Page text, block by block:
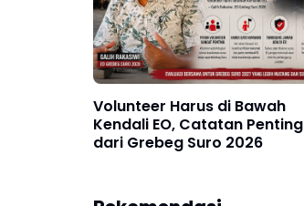
Volunteer Harus di Bawah
Kendali EO, Catatan Penting
dari Grebeg Suro 2026